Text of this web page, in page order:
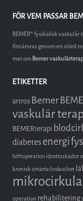
FÖR VEM PASSAR
BEMER® fysikalisk
försämras genom en störd
mer omBemer
ETIKETTER
artros Bemer
vaskulär
BEMERterapi
diabetesenergi
höftoperation idrottsskador
kronisk smärta livskvalitet
operation rehabilitering